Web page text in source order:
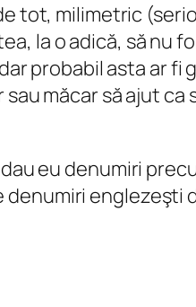
tot, milimetric
la o adică, să nu
probabil asta ar fi
măcar să ajut
eu denumiri
englezeşti